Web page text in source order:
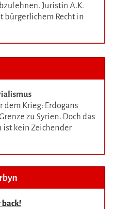
Juristin A.K.
bürgerlichem Recht in
dem Krieg: Erdogans
zu Syrien. Doch das
kein Zeichender